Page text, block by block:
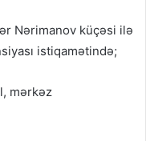
Nərimanov küçəsi ilə
istiqamətində;
mərkəz